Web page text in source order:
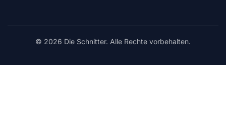
© 2026 Die Schnitter. Alle Rechte vorbehalten.